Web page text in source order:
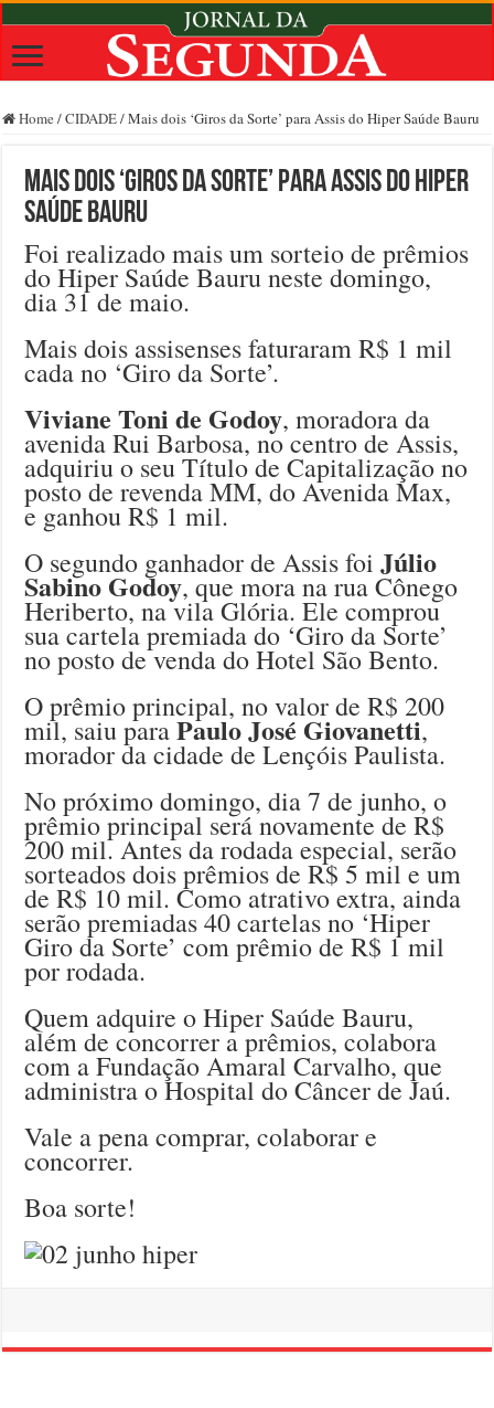
Home /CIDADE/Mais dois ‘Giros da Sorte’ para Assis do Hiper Saúde Bauru
Mais dois ‘Giros da Sorte’ para Assis do Hiper
Saúde Bauru
Foi realizado mais um sorteio de prêmios
do Hiper Saúde Bauru neste domingo,
dia 31 de maio.
Mais dois assisenses faturaram R$ 1 mil
cada no ‘Giro da Sorte’.
Viviane Toni de Godoy, moradora da
avenida Rui Barbosa, no centro de Assis,
adquiriu o seu Título de Capitalização no
posto de revenda MM, do Avenida Max,
e ganhou R$ 1 mil.
O segundo ganhador de Assis foiJúlio
Sabino Godoy, que mora na rua Cônego
Heriberto, na vila Glória. Ele comprou
sua cartela premiada do ‘Giro da Sorte’
no posto de venda do Hotel São Bento.
O prêmio principal, no valor de R$ 200
mil, saiu paraPaulo José Giovanetti,
morador da cidade de Lençóis Paulista.
No próximo domingo, dia 7 de junho, o
prêmio principal será novamente de R$
200 mil. Antes da rodada especial, serão
sorteados dois prêmios de R$ 5 mil e um
de R$ 10 mil. Como atrativo extra, ainda
serão premiadas 40 cartelas no ‘Hiper
Giro da Sorte’ com prêmio de R$ 1 mil
por rodada.
Quem adquire o Hiper Saúde Bauru,
além de concorrer a prêmios, colabora
com a Fundação Amaral Carvalho, que
administra o Hospital do Câncer de Jaú.
Vale a pena comprar, colaborar e
concorrer.
Boa sorte!